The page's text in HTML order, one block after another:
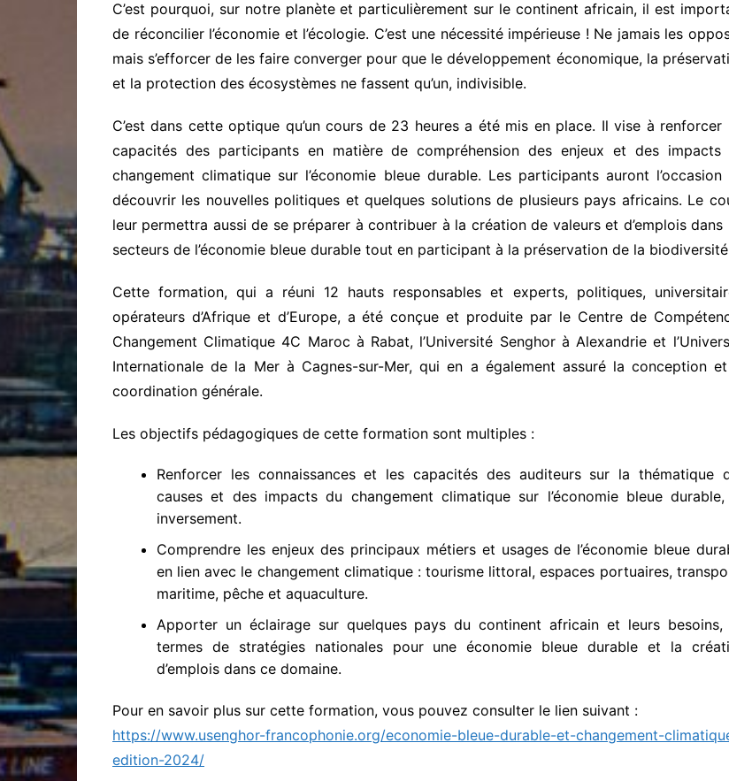
C’est pourquoi, sur notre planète et particulièrement sur le continent africain, il est
de réconcilier l’économie et l’écologie. C’est une nécessité impérieuse ! Ne jamais les
mais s’efforcer de les faire converger pour que le développement économique, la
et la protection des écosystèmes ne fassent qu’un, indivisible.
C’est dans cette optique qu’un cours de 23 heures a été mis en place. Il vise à renforcer
capacités des participants en matière de compréhension des enjeux et des impacts
changement climatique sur l’économie bleue durable. Les participants auront l’occasion
découvrir les nouvelles politiques et quelques solutions de plusieurs pays africains. Le
leur permettra aussi de se préparer à contribuer à la création de valeurs et d’emplois dans
secteurs de l’économie bleue durable tout en participant à la préservation de la
Cette formation, qui a réuni 12 hauts responsables et experts, politiques,
opérateurs d’Afrique et d’Europe, a été conçue et produite par le Centre de
Changement Climatique 4C Maroc à Rabat, l’Université Senghor à Alexandrie et
Internationale de la Mer à Cagnes-sur-Mer, qui en a également assuré la conception
coordination générale.
Les objectifs pédagogiques de cette formation sont multiples :
Renforcer les connaissances et les capacités des auditeurs sur la thématique
causes et des impacts du changement climatique sur l’économie bleue
inversement.
Comprendre les enjeux des principaux métiers et usages de l’économie bleue
en lien avec le changement climatique : tourisme littoral, espaces portuaires,
maritime, pêche et aquaculture.
Apporter un éclairage sur quelques pays du continent africain et leurs besoins,
termes de stratégies nationales pour une économie bleue durable et la
d’emplois dans ce domaine.
Pour en savoir plus sur cette formation, vous pouvez consulter le lien suivant :
https://www.usenghor-francophonie.org/economie-bleue-durable-et-changement-
edition-2024/